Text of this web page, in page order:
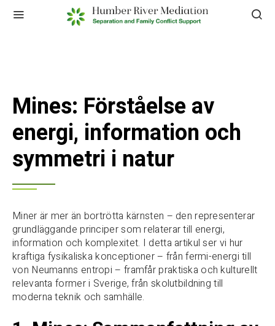
Mines: Förståelse av
energi, information och
symmetri i natur
Miner är mer än bortrötta kärnsten – den representerar
grundläggande principer som relaterar till energi,
information och komplexitet. I detta artikul ser vi hur
kraftiga fysikaliska konceptioner – från fermi-energi till
von Neumanns entropi – framfår praktiska och kulturellt
relevanta former i Sverige, från skolutbildning till
moderna teknik och samhälle.